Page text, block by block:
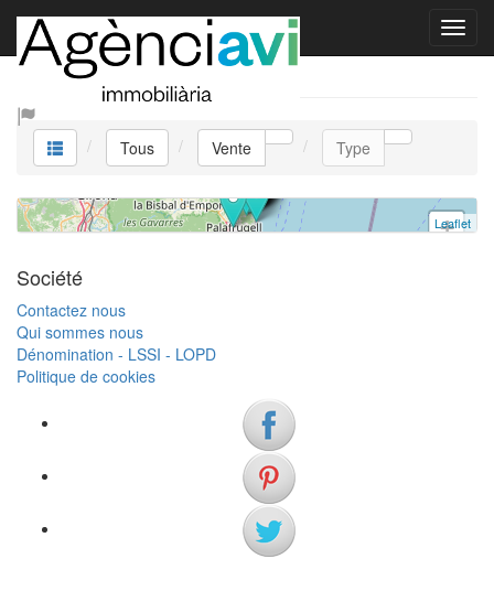
Vente
Tous Vente Type
Maison
3 chambres
Réf. V0385 | Vente
+
Leaflet
Société
Contactez nous
Qui sommes nous
Dénomination - LSSI - LOPD
Politique de cookies